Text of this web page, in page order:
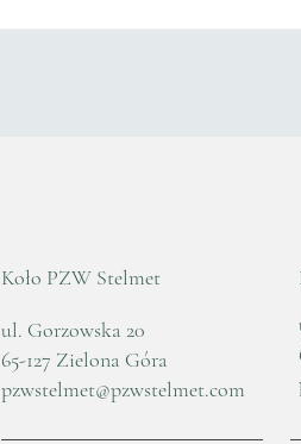
Koło PZW Stelmet
ul. Gorzowska 20
65-127 Zielona Góra
pzwstelmet@pzwstelmet.com